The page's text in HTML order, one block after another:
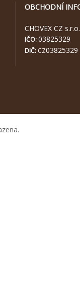
OBCHODNÍ
CHOVEX CZ s.r.o.
IČO:03825329
DIČ: CZ03825329